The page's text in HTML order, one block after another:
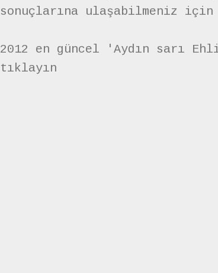
sonuçlarına ulaşabilmeniz için
2012 en güncel 'Aydın sarı
tıklayın